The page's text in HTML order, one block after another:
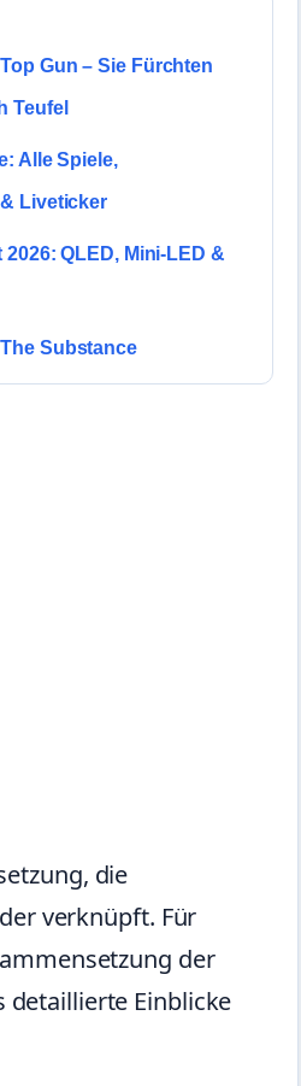
Gun – Sie Fürchten
Teufel
Alle Spiele,
Liveticker
2026: QLED, Mini-LED &
Substance
die
verknüpft. Für
der
detaillierte Einblicke